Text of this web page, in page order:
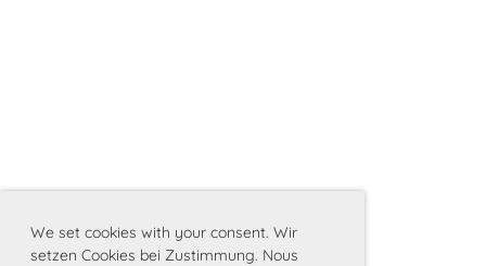
We set cookies with your consent. Wir
setzen Cookies bei Zustimmung. Nous